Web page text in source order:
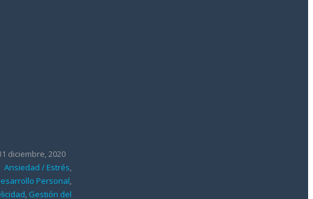
diciembre, 2020
Ansiedad / Estrés,
Personal,
, Gestión del